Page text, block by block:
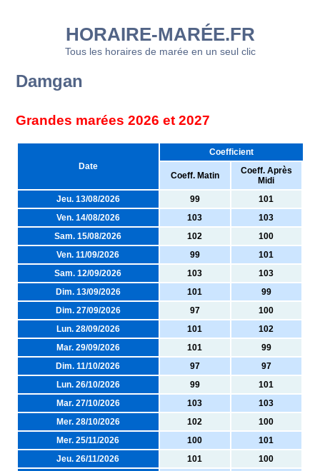
HORAIRE-MARÉE.FR
Tous les horaires de marée en un seul clic
Damgan
Grandes marées 2026 et 2027
Date
Coefficient
Coeff. Matin
Coeff. Après
Midi
Jeu. 13/08/2026
99
101
Ven. 14/08/2026
103
103
Sam. 15/08/2026
102
100
Ven. 11/09/2026
99
101
Sam. 12/09/2026
103
103
Dim. 13/09/2026
101
99
Dim. 27/09/2026
97
100
Lun. 28/09/2026
101
102
Mar. 29/09/2026
101
99
Dim. 11/10/2026
97
97
Lun. 26/10/2026
99
101
Mar. 27/10/2026
103
103
Mer. 28/10/2026
102
100
Mer. 25/11/2026
100
101
Jeu. 26/11/2026
101
100